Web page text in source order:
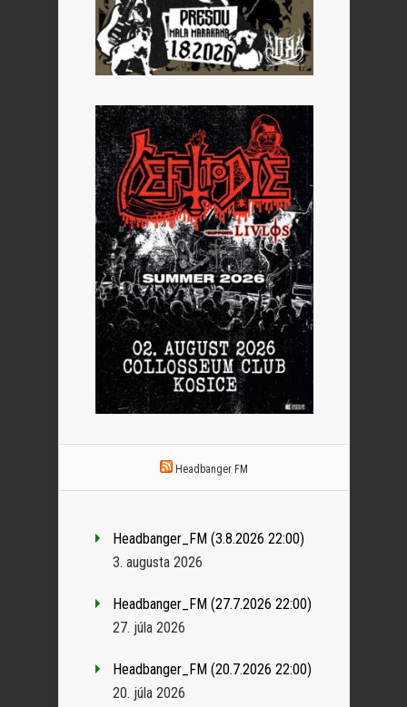
Headbanger FM
Headbanger_FM (3.8.2026 22:00)
3. augusta 2026
Headbanger_FM (27.7.2026 22:00)
27. júla 2026
Headbanger_FM (20.7.2026 22:00)
20. júla 2026